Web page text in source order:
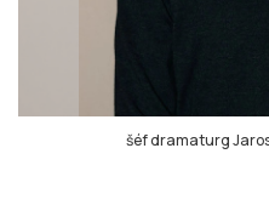
šéf dramaturg